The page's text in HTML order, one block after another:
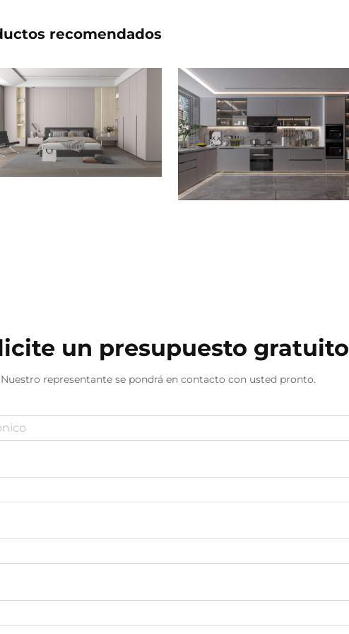
recomendados
un presupuesto gratuito
Nuestro representante se pondrá en contacto con usted pronto.